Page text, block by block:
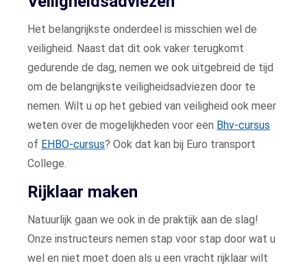
Het belangrijkste onderdeel is misschien wel de
veiligheid. Naast dat dit ook vaker terugkomt
gedurende de dag, nemen we ook uitgebreid de tijd
om de belangrijkste veiligheidsadviezen door te
nemen. Wilt u op het gebied van veiligheid ook meer
weten over de mogelijkheden voor een Bhv-cursus
of EHBO-cursus? Ook dat kan bij Euro transport
College.
Rijklaar maken
Natuurlijk gaan we ook in de praktijk aan de slag!
Onze instructeurs nemen stap voor stap door wat u
wel en niet moet doen als u een vracht rijklaar wilt